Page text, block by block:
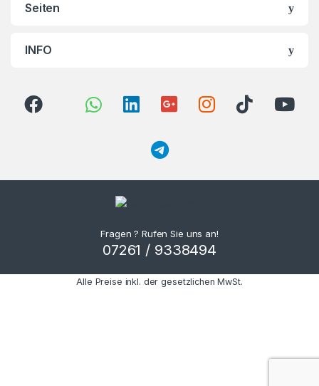
Seiten
INFO
Fragen ? Rufen Sie uns an!
07261 / 9338494
Alle Preise inkl. der gesetzlichen MwSt.